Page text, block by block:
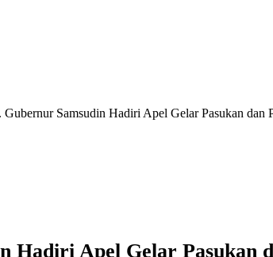
Gubernur Samsudin Hadiri Apel Gelar Pasukan dan
Hadiri Apel Gelar Pasukan